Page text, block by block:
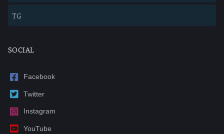
TG
SOCIAL
Facebook
Twitter
Instagram
YouTube